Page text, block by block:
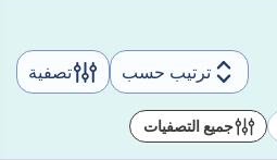
ترتيب حسب تصفية
جميع التصفيات